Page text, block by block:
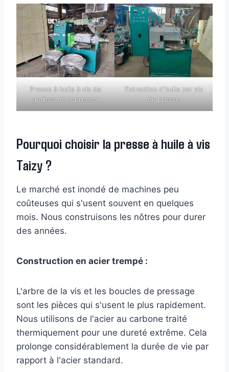
Presse à huile à vis de
graines de tournesol
Extraction d'huile par vis
de presse
Pourquoi choisir la presse à huile à vis
Taizy ?
Le marché est inondé de machines peu
coûteuses qui s'usent souvent en quelques
mois. Nous construisons les nôtres pour durer
des années.
Construction en acier trempé :
L'arbre de la vis et les boucles de pressage
sont les pièces qui s'usent le plus rapidement.
Nous utilisons de l'acier au carbone traité
thermiquement pour une dureté extrême. Cela
prolonge considérablement la durée de vie par
rapport à l'acier standard.